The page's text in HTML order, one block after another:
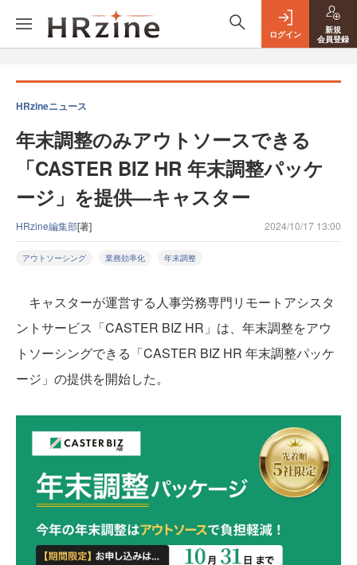
ログイン
新規
会員登録
HRzineニュース
年末調整のみアウトソースできる
「CASTER BIZ HR 年末調整パッケ
ージ」を提供—キャスター
HRzine編集部[著] 2024/10/17 13:00
アウトソーシング 業務効率化 年末調整
キャスターが運営する人事労務専門リモートアシスタ
ントサービス「CASTER BIZ HR」は、年末調整をアウ
トソーシングできる「CASTER BIZ HR 年末調整パッケ
ージ」の提供を開始した。